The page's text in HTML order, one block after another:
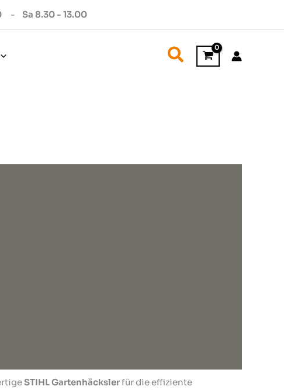
- Sa 8.30 - 13.00
Suchen
STIHL Gartenhäckslerfür die effiziente